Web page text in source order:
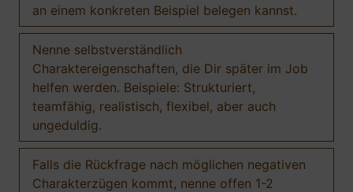
an einem konkreten Beispiel belegen kannst.
Nenne selbstverständlich
Charaktereigenschaften, die Dir später im Job
helfen werden. Beispiele: Strukturiert,
teamfähig, realistisch, flexibel, aber auch
ungeduldig.
Falls die Rückfrage nach möglichen negativen
Charakterzügen kommt, nenne offen 1-2